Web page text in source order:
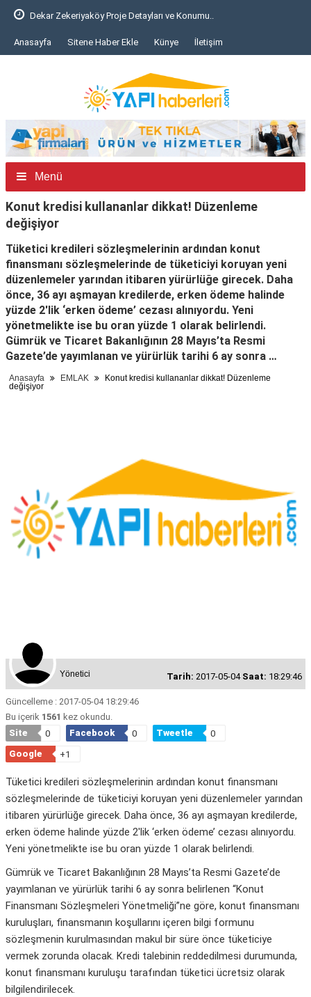
Bursa'da inşaat iskelesi çöktü: 6 işçi yaralı..
Anasayfa Sitene Haber Ekle Künye İletişim
Menü
Konut kredisi kullananlar dikkat! Düzenleme
değişiyor
Tüketici kredileri sözleşmelerinin ardından konut
finansmanı sözleşmelerinde de tüketiciyi koruyan yeni
düzenlemeler yarından itibaren yürürlüğe girecek. Daha
önce, 36 ayı aşmayan kredilerde, erken ödeme halinde
yüzde 2′lik ‘erken ödeme’ cezası alınıyordu. Yeni
yönetmelikte ise bu oran yüzde 1 olarak belirlendi.
Gümrük ve Ticaret Bakanlığının 28 Mayıs’ta Resmi
Gazete’de yayımlanan ve yürürlük tarihi 6 ay sonra …
Anasayfa EMLAK
Konut kredisi kullananlar dikkat! Düzenleme
değişiyor
Yönetici Tarih: 2017-05-04 Saat: 18:29:46
Güncelleme : 2017-05-04 18:29:46
Bu içerik 1561 kez okundu.
Site
0 Facebook 0 Tweetle
0
Google
+1
Tüketici kredileri sözleşmelerinin ardından konut finansmanı
sözleşmelerinde de tüketiciyi koruyan yeni düzenlemeler yarından
itibaren yürürlüğe girecek. Daha önce, 36 ayı aşmayan kredilerde,
erken ödeme halinde yüzde 2′lik ‘erken ödeme’ cezası alınıyordu.
Yeni yönetmelikte ise bu oran yüzde 1 olarak belirlendi.
Gümrük ve Ticaret Bakanlığının 28 Mayıs’ta Resmi Gazete’de
yayımlanan ve yürürlük tarihi 6 ay sonra belirlenen “Konut
Finansmanı Sözleşmeleri Yönetmeliği”ne göre, konut finansmanı
kuruluşları, finansmanın koşullarını içeren bilgi formunu
sözleşmenin kurulmasından makul bir süre önce tüketiciye
vermek zorunda olacak. Kredi talebinin reddedilmesi durumunda,
konut finansmanı kuruluşu tarafından tüketici ücretsiz olarak
bilgilendirilecek.